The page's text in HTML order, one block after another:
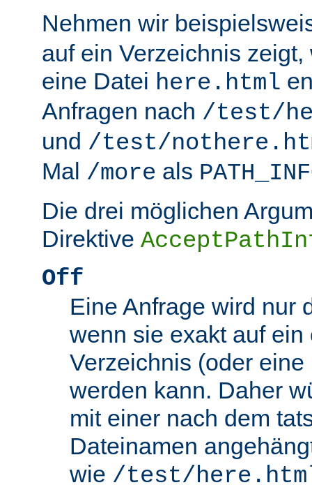
Nehmen wir
auf ein Verzeichnis
eine Datei here.html
Anfragen nach /test/
und /test/
Mal /more als
Die drei möglichen
Direktive
Off
Eine Anfrage wird nur
wenn sie exakt auf
Verzeichnis (oder
werden kann. Daher
mit einer nach dem
Dateinamen
wie /test/